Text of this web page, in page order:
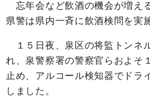
忘年会など飲酒の機会が増え
県警は県内一斉に飲酒検問を実
１５日夜、泉区の将監トンネ
れ、泉警察署の警察官らおよそ
止め、アルコール検知器でドラ
しました。